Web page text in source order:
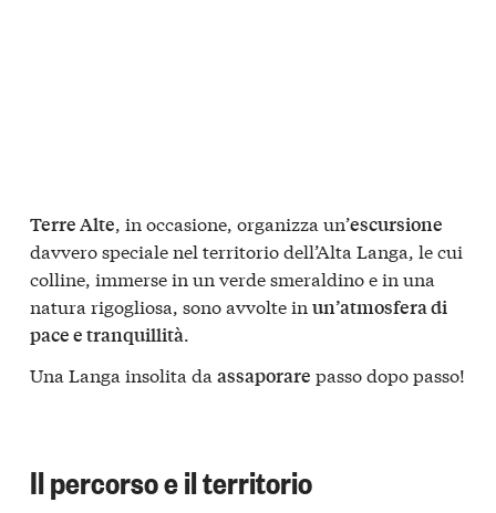
Terre Alte, in occasione, organizza un’escursione
davvero speciale nel territorio dell’Alta Langa, le cui
colline, immerse in un verde smeraldino e in una
natura rigogliosa, sono avvolte in un’atmosfera di
pace e tranquillità.
Una Langa insolita da assaporare passo dopo passo!
Il percorso e il territorio